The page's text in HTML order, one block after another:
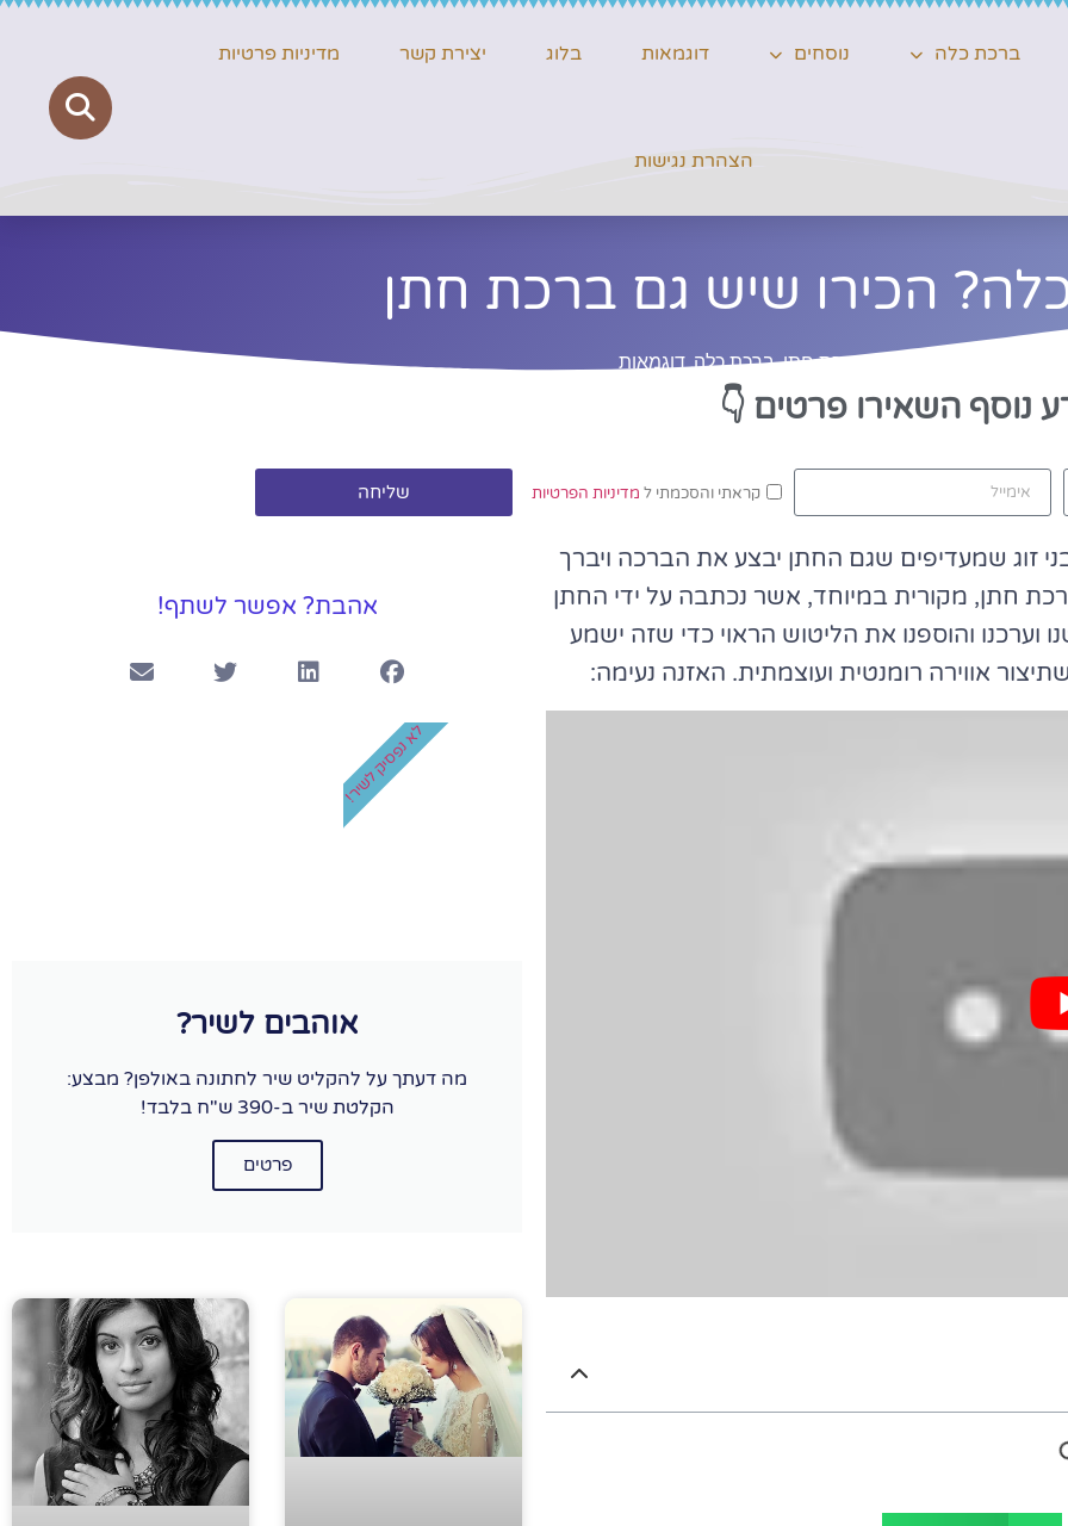
ברכת כלה נוסחים דוגמאות בלוג יצירת קשר מדיניות פרטיות
הצהרת נגישות
הכירו שיש גם ברכת חתן
בלוג,ברכת חתן,ברכת כלה,דוגמאות
נוסף השאירו פרטים 👇
קראתי והסכמתי ל מדיניות הפרטיות שליחה
זוג שמעדיפים שגם החתן יבצע את הברכה ויברך
חתן, מקורית במיוחד, אשר נכתבה על ידי החתן
וערכנו והוספנו את הליטוש הראוי כדי שזה ישמע
אווירה רומנטית ועוצמתית. האזנה נעימה:
אהבת? אפשר לשתף!
אוהבים לשיר?
מה דעתך על להקליט שיר לחתונה באולפן? מבצע:
הקלטת שיר ב-390 ש"ח בלבד!
פרטים
לא נפסיק לשיר!